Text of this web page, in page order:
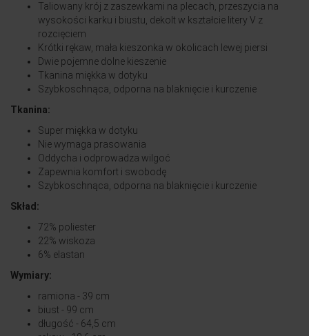
Taliowany krój z zaszewkami na plecach, przeszycia na
wysokości karku i biustu, dekolt w kształcie litery V z
rozcięciem
Krótki rękaw, mała kieszonka w okolicach lewej piersi
Dwie pojemne dolne kieszenie
Tkanina miękka w dotyku
Szybkoschnąca, odporna na blaknięcie i kurczenie
Tkanina:
Super miękka w dotyku
Nie wymaga prasowania
Oddycha i odprowadza wilgoć
Zapewnia komfort i swobodę
Szybkoschnąca, odporna na blaknięcie i kurczenie
Skład:
72% poliester
22% wiskoza
6% elastan
Wymiary:
ramiona - 39 cm
biust - 99 cm
długość - 64,5 cm